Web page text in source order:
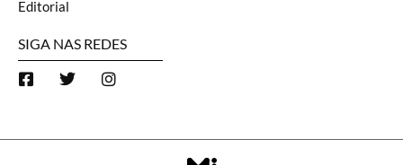
Editorial
SIGA NAS REDES